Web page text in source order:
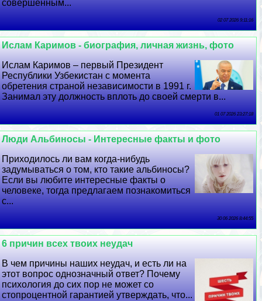
совершенным...
02 07 2026 9:11:16
Ислам Каримов - биография, личная жизнь, фото
Ислам Каримов – первый Президент
Республики Узбекистан с момента
обретения страной независимости в 1991 г.
Занимал эту должность вплоть до своей cмepти в...
01 07 2026 23:27:18
Люди Альбиносы - Интересные факты и фото
Приходилось ли вам когда-нибудь
задумываться о том, кто такие альбиносы?
Если вы любите интересные факты о
человеке, тогда предлагаем познакомиться
с...
30 06 2026 8:44:55
6 причин всех твоих неудач
В чем причины наших неудач, и есть ли на
этот вопрос однозначный ответ? Почему
психология до сих пор не может со
стопроцентной гарантией утверждать, что...